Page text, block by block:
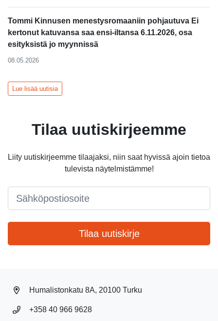
Tommi Kinnusen menestysromaaniin pohjautuva Ei
kertonut katuvansa saa ensi-iltansa 6.11.2026, osa
esityksistä jo myynnissä
08.05.2026
Lue lisää uutisia
Tilaa uutiskirjeemme
Liity uutiskirjeemme tilaajaksi, niin saat hyvissä ajoin tietoa
tulevista näytelmistämme!
Tilaa uutiskirje
Humalistonkatu 8A, 20100 Turku
+358 40 966 9628